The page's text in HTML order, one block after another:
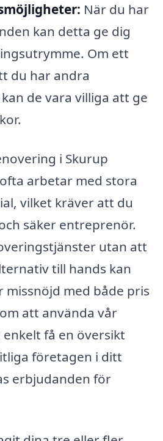
När du har
kan detta ge dig
Om ett
du har andra
de vara villiga att ge
i Skurup
arbetar med stora
vilket kräver att du
säker entreprenör.
utan att
till hands kan
missnöjd med både pris
att använda vår
få en översikt
företagen i ditt
erbjudanden för